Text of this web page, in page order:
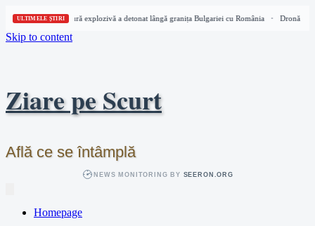
ULTIMELE ȘTIRI
Dronă cu încărcătură explozivă a detonat lângă granița Bulgariei cu România Dronă cu
Skip to content
Ziare pe Scurt
Află ce se întâmplă
NEWS MONITORING BY SEERON.ORG
Homepage